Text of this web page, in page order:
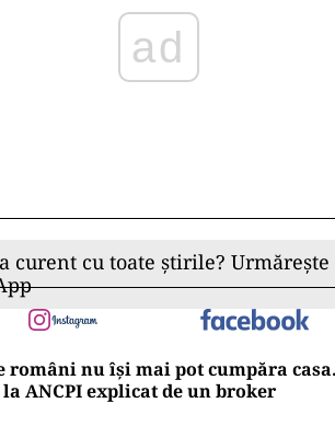
Materials
o companie canadiană
și proiectul Norra Kärr în